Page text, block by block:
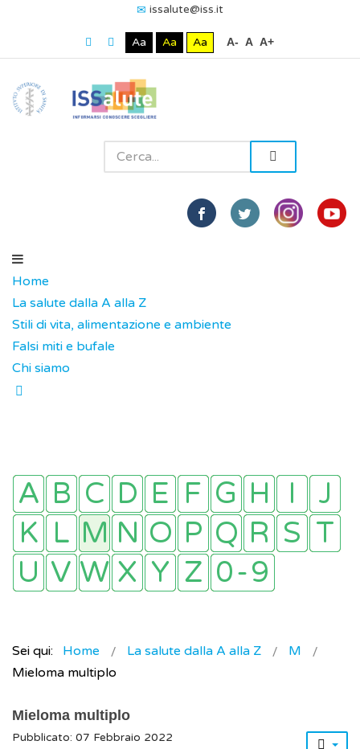
issalute@iss.it
Aa Aa Aa A- A A+
Home
La salute dalla A alla Z
Stili di vita, alimentazione e ambiente
Falsi miti e bufale
Chi siamo
Sei qui: Home La salute dalla A alla Z
M
Mieloma multiplo
Mieloma multiplo
Pubblicato: 07 Febbraio 2022